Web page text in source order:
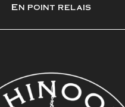
En point relais